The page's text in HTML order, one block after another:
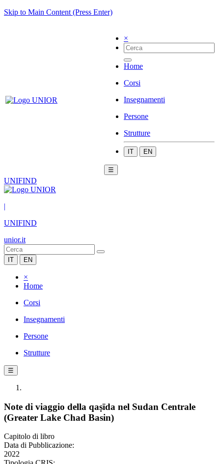
Skip to Main Content (Press Enter)
×
Home
Corsi
Insegnamenti
Persone
Strutture
IT EN
☰
UNIFIND
|
UNIFIND
unior.it
IT EN
×
Home
Corsi
Insegnamenti
Persone
Strutture
☰
Note di viaggio della qaṣīda nel Sudan Centrale
(Greater Lake Chad Basin)
Capitolo di libro
Data di Pubblicazione:
2022